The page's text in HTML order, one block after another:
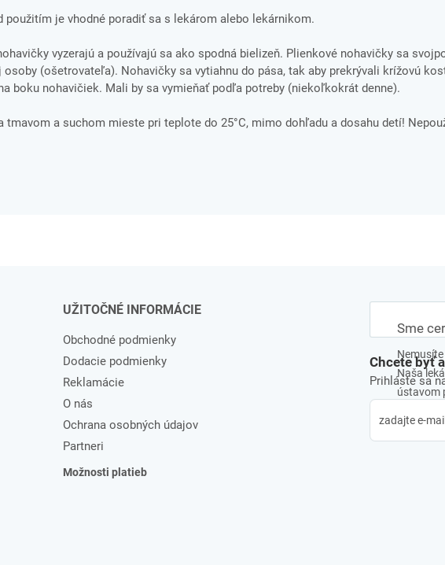
použitím je vhodné poradiť sa s lekárom alebo lekárnikom.
vyzerajú a používajú sa ako spodná bielizeň. Plienkové nohavičky sa
(ošetrovateľa). Nohavičky sa vytiahnu do pása, tak aby prekrývali krížovú
boku nohavičiek. Mali by sa vymieňať podľa potreby (niekoľkokrát denne).
tmavom a suchom mieste pri teplote do 25°C, mimo dohľadu a dosahu detí!
Sme
Naša
ústavom
UŽITOČNÉ INFORMÁCIE
Obchodné podmienky
Dodacie podmienky
Reklamácie
O nás
Ochrana osobných údajov
Partneri
Možnosti platieb
Chcete byť
Prihláste sa